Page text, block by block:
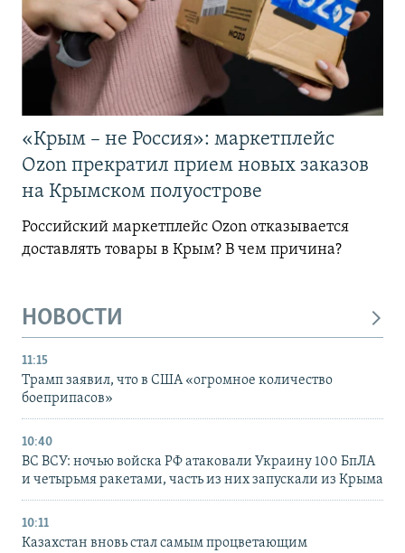
«Крым – не Россия»: маркетплейс
Ozon прекратил прием новых заказов
на Крымском полуострове
Российский маркетплейс Ozon отказывается
доставлять товары в Крым? В чем причина?
НОВОСТИ
11:15
Трамп заявил, что в США «огромное количество
боеприпасов»
10:40
ВС ВСУ: ночью войска РФ атаковали Украину 100 БпЛА
и четырьмя ракетами, часть из них запускали из Крыма
10:11
Казахстан вновь стал самым процветающим